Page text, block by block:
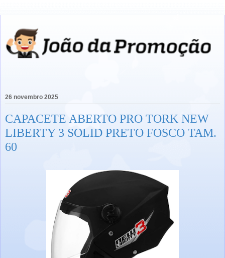
26 novembro 2025
CAPACETE ABERTO PRO TORK NEW
LIBERTY 3 SOLID PRETO FOSCO TAM.
60